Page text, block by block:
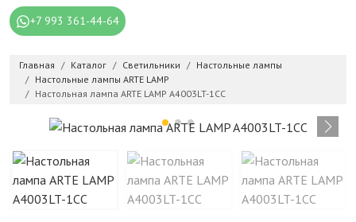
+7 993 361-44-64
Главная Каталог Светильники
Настольные лампы
Настольные лампы ARTE LAMP
Настольная лампа ARTE LAMP A4003LT-1CC